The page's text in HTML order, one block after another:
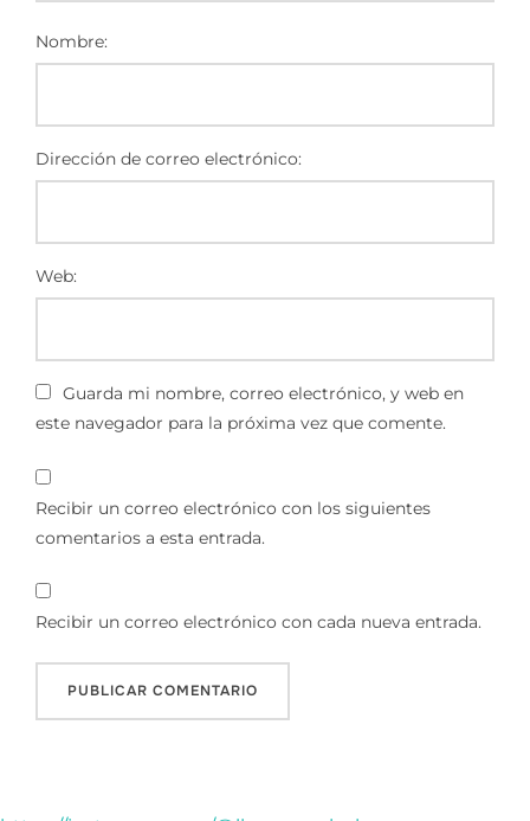
Nombre:
Dirección de correo electrónico:
Web:
Guarda mi nombre, correo electrónico, y web en
este navegador para la próxima vez que comente.
Recibir un correo electrónico con los siguientes
comentarios a esta entrada.
Recibir un correo electrónico con cada nueva entrada.